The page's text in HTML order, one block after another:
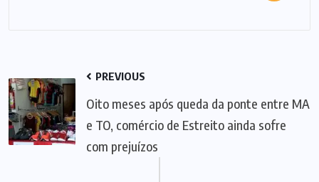
PREVIOUS
Oito meses após queda da ponte entre MA
e TO, comércio de Estreito ainda sofre
com prejuízos